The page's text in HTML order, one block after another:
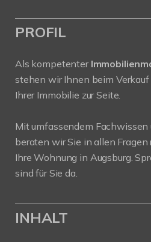
PROFIL
Als kompetenter
stehen wir Ihnen beim
Ihrer Immobilie zur Seite.
Mit umfassendem Fachwissen
beraten wir Sie in allen Fragen
Ihre Wohnung in Augsburg.
sind für Sie da.
INHALT